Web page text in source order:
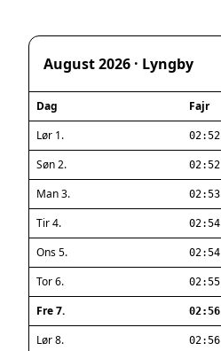
August 2026 · Lyngby
Dag Fajr
Lør 1.
02:52
Søn 2. 02:52
Man 3. 02:53
Tir 4. 02:54
Ons 5. 02:54
Tor 6. 02:55
Fre 7. 02:56
Lør 8. 02:56